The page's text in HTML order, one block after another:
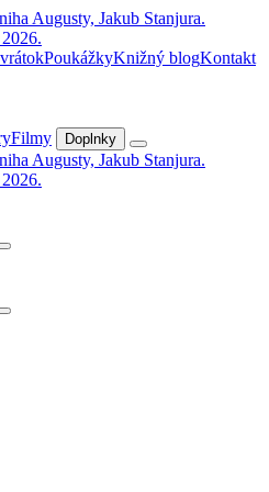
PoukážkyKnižný blogKontakt
Filmy Doplnky